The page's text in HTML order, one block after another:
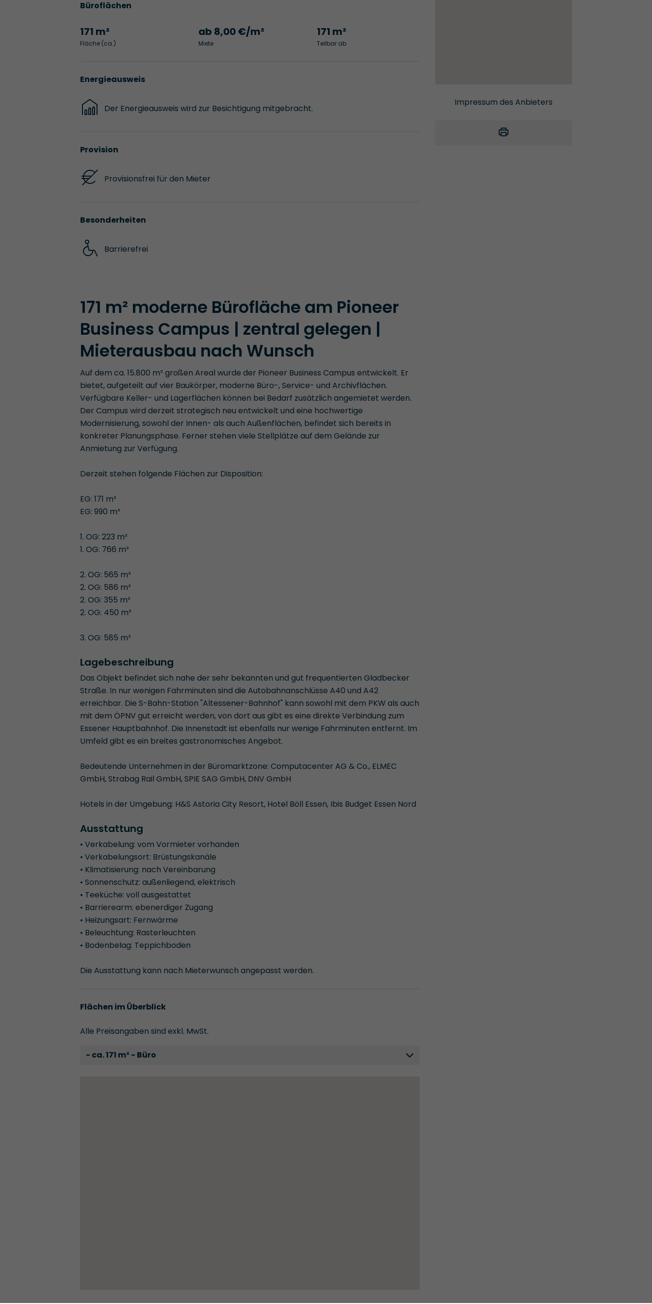
Büroflächen
171 m²
Fläche (ca.)
ab 8,00 €/m²
Miete
171 m²
Teilbar ab
Energieausweis
Der Energieausweis wird zur Besichtigung mitgebracht.
Provision
Provisionsfrei für den Mieter
Besonderheiten
Barrierefrei
171 m² moderne Bürofläche am Pioneer
Business Campus | zentral gelegen |
Mieterausbau nach Wunsch
Auf dem ca. 15.800 m² großen Areal wurde der Pioneer Business Campus entwickelt. Er
bietet, aufgeteilt auf vier Baukörper, moderne Büro-, Service- und Archivflächen.
Verfügbare Keller- und Lagerflächen können bei Bedarf zusätzlich angemietet werden.
Der Campus wird derzeit strategisch neu entwickelt und eine hochwertige
Modernisierung, sowohl der Innen- als auch Außenflächen, befindet sich bereits in
konkreter Planungsphase. Ferner stehen viele Stellplätze auf dem Gelände zur
Anmietung zur Verfügung.
Derzeit stehen folgende Flächen zur Disposition:
EG: 171 m²
EG: 990 m²
1. OG: 223 m²
1. OG: 766 m²
2. OG: 565 m²
2. OG: 586 m²
2. OG: 355 m²
2. OG: 450 m²
3. OG: 585 m²
Lagebeschreibung
Das Objekt befindet sich nahe der sehr bekannten und gut frequentierten Gladbecker
Straße. In nur wenigen Fahrminuten sind die Autobahnanschlüsse A40 und A42
erreichbar. Die S-Bahn-Station "Altessener-Bahnhof" kann sowohl mit dem PKW als auch
mit dem ÖPNV gut erreicht werden, von dort aus gibt es eine direkte Verbindung zum
Essener Hauptbahnhof. Die Innenstadt ist ebenfalls nur wenige Fahrminuten entfernt. Im
Umfeld gibt es ein breites gastronomisches Angebot.
Bedeutende Unternehmen in der Büromarktzone: Computacenter AG & Co., ELMEC
GmbH, Strabag Rail GmbH, SPIE SAG GmbH, DNV GmbH
Hotels in der Umgebung: H&S Astoria City Resort, Hotel Böll Essen, Ibis Budget Essen Nord
Ausstattung
• Verkabelung: vom Vormieter vorhanden
• Verkabelungsort: Brüstungskanäle
• Klimatisierung: nach Vereinbarung
• Sonnenschutz: außenliegend, elektrisch
• Teeküche: voll ausgestattet
• Barrierearm: ebenerdiger Zugang
• Heizungsart: Fernwärme
• Beleuchtung: Rasterleuchten
• Bodenbelag: Teppichboden
Die Ausstattung kann nach Mieterwunsch angepasst werden.
Flächen im Überblick
Alle Preisangaben sind exkl. MwSt.
- ca. 171 m² - Büro
Impressum des Anbieters